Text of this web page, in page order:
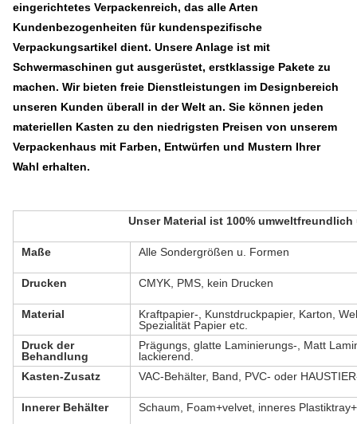
eingerichtetes Verpackenreich, das alle Arten
Kundenbezogenheiten für kundenspezifische
Verpackungsartikel dient. Unsere Anlage ist mit
Schwermaschinen gut ausgerüstet, erstklassige Pakete zu
machen. Wir bieten freie Dienstleistungen im Designbereich
unseren Kunden überall in der Welt an. Sie können jeden
materiellen Kasten zu den niedrigsten Preisen von unserem
Verpackenhaus mit Farben, Entwürfen und Mustern Ihrer
Wahl erhalten.
Unser Material ist 100%
Maße Alle Sondergrößen u. Formen
Drucken CMYK, PMS, kein Drucken
Material
Kraftpapier-, Kunstdruckpapier, Karton,
Spezialität Papier etc.
Druck der
Behandlung
Prägungs, glatte Laminierungs-, Matt
lackierend.
Kasten-Zusatz
VAC-Behälter, Band, PVC- oder
Innerer Behälter Schaum, Foam+velvet, inneres